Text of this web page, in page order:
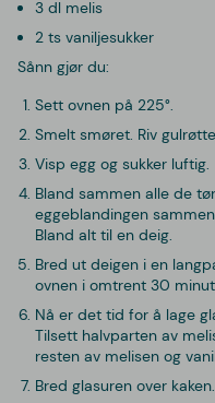
3 dl melis
2 ts vaniljesukker
Sånn gjør du:
Sett ovnen på 225°.
Smelt smøret. Riv
Visp egg og sukker luftig.
Bland sammen alle de
eggeblandingen
Bland alt til en deig.
Bred ut deigen i en
ovnen i omtrent 30
Nå er det tid for å lage
Tilsett halvparten av
resten av melisen og
Bred glasuren over